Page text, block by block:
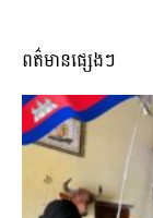
ពត៌មានផ្សេងៗ